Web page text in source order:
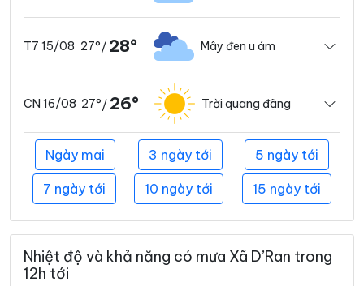
T7 15/08 27°/ 28° Mây đen u ám
CN 16/08 27°/ 26° Trời quang đãng
Ngày mai 3 ngày tới 5 ngày tới
7 ngày tới 10 ngày tới 15 ngày tới
Nhiệt độ và khả năng có mưa Xã D’Ran trong
12h tới